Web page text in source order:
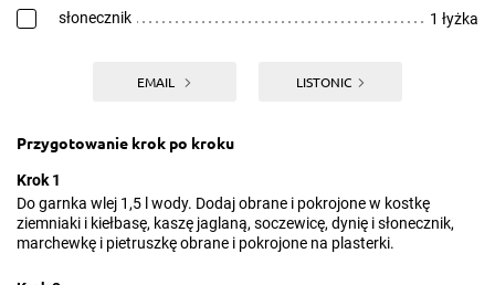
słonecznik 1 łyżka
EMAIL LISTONIC
Przygotowanie krok po kroku
Krok 1
Do garnka wlej 1,5 l wody. Dodaj obrane i pokrojone w kostkę
ziemniaki i kiełbasę, kaszę jaglaną, soczewicę, dynię i słonecznik,
marchewkę i pietruszkę obrane i pokrojone na plasterki.